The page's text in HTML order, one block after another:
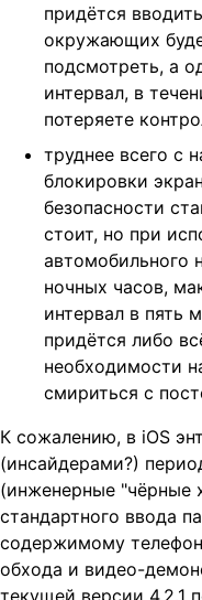
придётся
окружающих
подсмотреть, а
интервал, в
потеряете
труднее всего с
блокировки
безопасности
стоит, но при
автомобильного
ночных часов,
интервал в пять
придётся либо
необходимости
смириться с
К сожалению, в iOS
(инсайдерами?)
(инженерные "чёрные
стандартного ввода
содержимому
обхода и видео-
текущей версии 4.2.1